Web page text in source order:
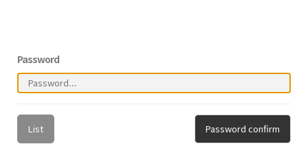
Password
List Password confirm